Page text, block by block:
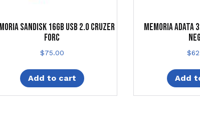
SANDISK 16GB USB 2.0 CRUZER
FORC
$75.00
Add to cart
MEMORIA ADATA
$
Add